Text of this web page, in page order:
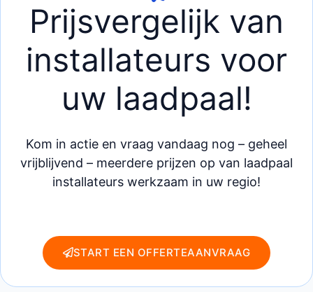
Prijsvergelijk van
installateurs voor
uw laadpaal!
Kom in actie en vraag vandaag nog – geheel
vrijblijvend – meerdere prijzen op van laadpaal
installateurs werkzaam in uw regio!
START EEN OFFERTEAANVRAAG